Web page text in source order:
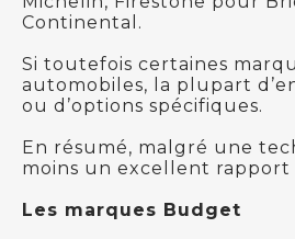
Continental.
Si toutefois certaines
automobiles, la plupart
ou d’options spécifiques.
En résumé, malgré une
moins un excellent
Les marques Budget